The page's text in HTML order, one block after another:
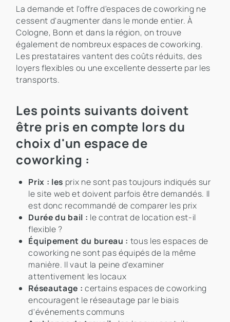
La demande et l'offre d'espaces de coworking ne
cessent d'augmenter dans le monde entier. À
Cologne, Bonn et dans la région, on trouve
également de nombreux espaces de coworking.
Les prestataires vantent des coûts réduits, des
loyers flexibles ou une excellente desserte par les
transports.
Les points suivants doivent
être pris en compte lors du
choix d'un espace de
coworking :
Prix : les prix ne sont pas toujours indiqués sur
le site web et doivent parfois être demandés. Il
est donc recommandé de comparer les prix
Durée du bail : le contrat de location est-il
flexible ?
Équipement du bureau : tous les espaces de
coworking ne sont pas équipés de la même
manière. Il vaut la peine d'examiner
attentivement les locaux
Réseautage : certains espaces de coworking
encouragent le réseautage par le biais
d'événements communs